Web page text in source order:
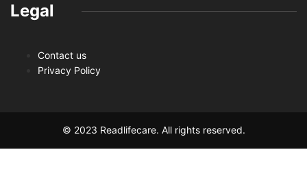
Legal
Contact us
Privacy Policy
© 2023 Readlifecare. All rights reserved.